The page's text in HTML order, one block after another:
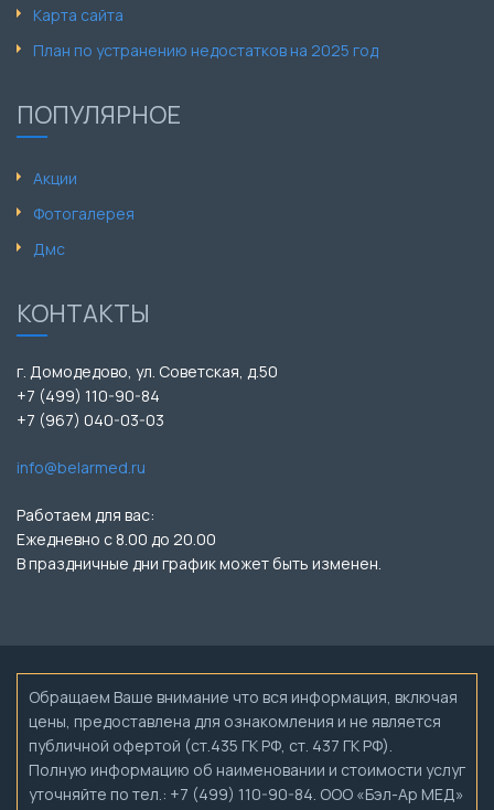
Карта сайта
План по устранению недостатков на 2025 год
ПОПУЛЯРНОЕ
Акции
Фотогалерея
Дмс
КОНТАКТЫ
г. Домодедово, ул. Советская, д.50
+7 (499) 110-90-84
+7 (967) 040-03-03
info@belarmed.ru
Работаем для вас:
Ежедневно с 8.00 до 20.00
В праздничные дни график может быть изменен.
Обращаем Ваше внимание что вся информация, включая
цены, предоставлена для ознакомления и не является
публичной офертой (ст.435 ГК РФ, ст. 437 ГК РФ).
Полную информацию об наименовании и стоимости услуг
уточняйте по тел.: +7 (499) 110-90-84. ООО «Бэл-Ар МЕД»